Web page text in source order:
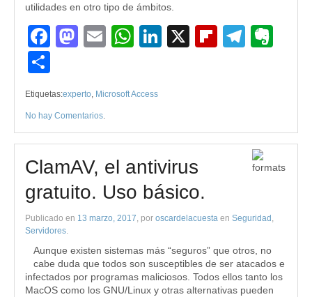
utilidades en otro tipo de ámbitos.
Facebook
Mastodon
EmailWhatsApp
LinkedIn
X Flipboard
Etiquetas:experto, Microsoft Access
No hay Comentarios.
ClamAV, el antivirus
gratuito. Uso básico.
Publicado en 13 marzo, 2017, por oscardelacuesta en Seguridad ,
Servidores.
Aunque existen sistemas más “seguros” que otros, no
cabe duda que todos son susceptibles de ser atacados e
infectados por programas maliciosos. Todos ellos tanto los
MacOS como los GNU/Linux y otras alternativas pueden